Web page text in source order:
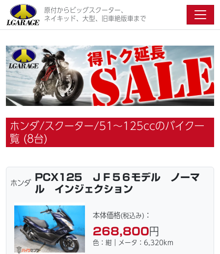
原付からビッグスクーター、
ネイキッド、大型、旧車絶版車まで
ホンダ/スクーター/51～125ccのバイク一
覧 (8台)
ホンダ
PCX125 ＪＦ５６モデル ノーマ
ル インジェクション
本体価格(税込み) ：
268,800円
色：紺｜メータ：6,320km